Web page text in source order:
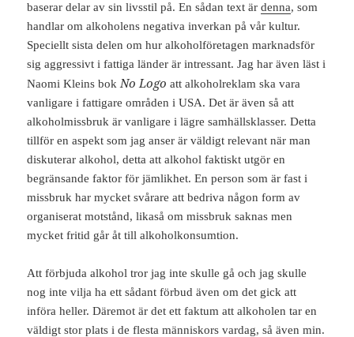
baserar delar av sin livsstil på. En sådan text ärdenna, som
handlar om alkoholens negativa inverkan på vår kultur.
Speciellt sista delen om hur alkoholföretagen marknadsför
sig aggressivt i fattiga länder är intressant. Jag har även läst i
Naomi Kleins bok No Logo att alkoholreklam ska vara
vanligare i fattigare områden i USA. Det är även så att
alkoholmissbruk är vanligare i lägre samhällsklasser. Detta
tillför en aspekt som jag anser är väldigt relevant när man
diskuterar alkohol, detta att alkohol faktiskt utgör en
begränsande faktor för jämlikhet. En person som är fast i
missbruk har mycket svårare att bedriva någon form av
organiserat motstånd, likaså om missbruk saknas men
mycket fritid går åt till alkoholkonsumtion.
Att förbjuda alkohol tror jag inte skulle gå och jag skulle
nog inte vilja ha ett sådant förbud även om det gick att
införa heller. Däremot är det ett faktum att alkoholen tar en
väldigt stor plats i de flesta människors vardag, så även min.